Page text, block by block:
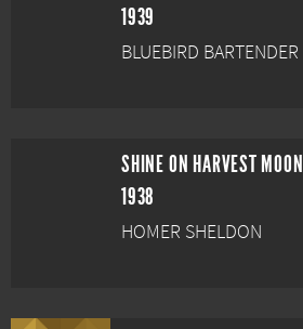
1939
BLUEBIRD BARTENDER
SHINE ON HARVEST MOON
1938
HOMER SHELDON